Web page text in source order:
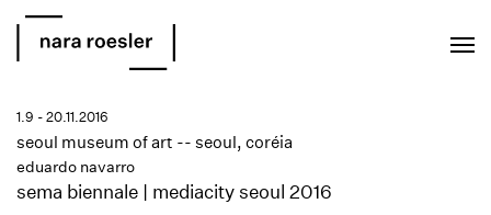
sema biennale | mediacity seoul 2016
eduardo navarro
seoul museum of art -- seoul, coréia
1.9 - 20.11.2016